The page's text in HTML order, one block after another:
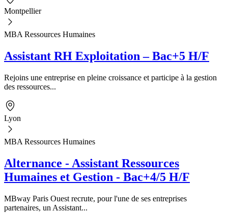
Montpellier
MBA Ressources Humaines
Assistant RH Exploitation – Bac+5 H/F
Rejoins une entreprise en pleine croissance et participe à la gestion
des ressources...
Lyon
MBA Ressources Humaines
Alternance - Assistant Ressources
Humaines et Gestion - Bac+4/5 H/F
MBway Paris Ouest recrute, pour l'une de ses entreprises
partenaires, un Assistant...